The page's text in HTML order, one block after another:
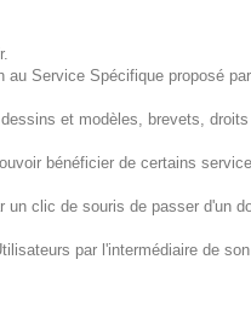
Service Spécifique proposé
et modèles, brevets,
bénéficier de certains
clic de souris de passer d'un
par l'intermédiaire de